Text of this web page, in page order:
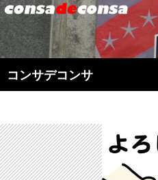
コンサデコンサ
索
ン
ツ
へ
ス